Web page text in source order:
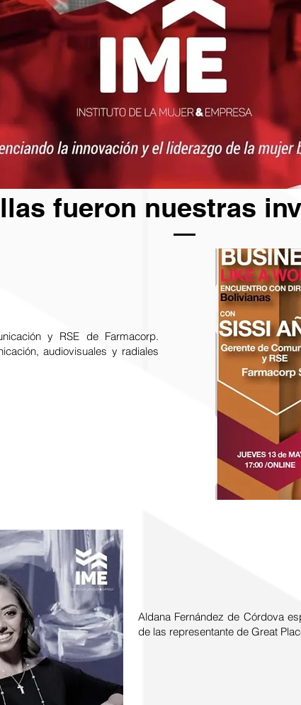
Aldana Fernández de Córdova
de las representante de Great
fueron nuestras
y RSE de Farmacorp.
audiovisuales y radiales